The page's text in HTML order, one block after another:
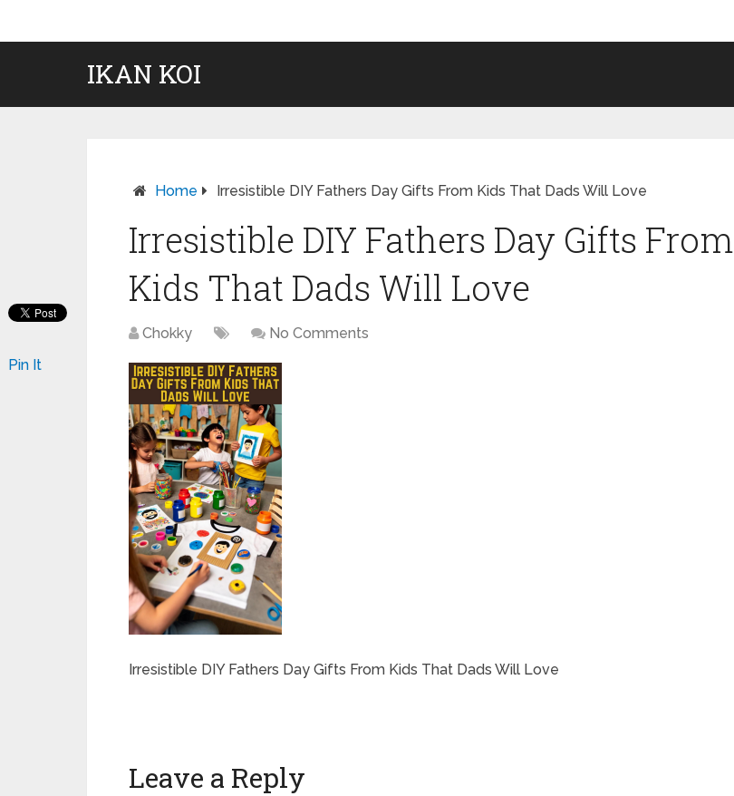
IKAN KOI
Home Irresistible DIY Fathers Day Gifts From Kids That Dads Will Love
Irresistible DIY Fathers Day Gifts From
Kids That Dads Will Love
Chokky No Comments
Irresistible DIY Fathers Day Gifts From Kids That Dads Will Love
Pin It
Leave a Reply